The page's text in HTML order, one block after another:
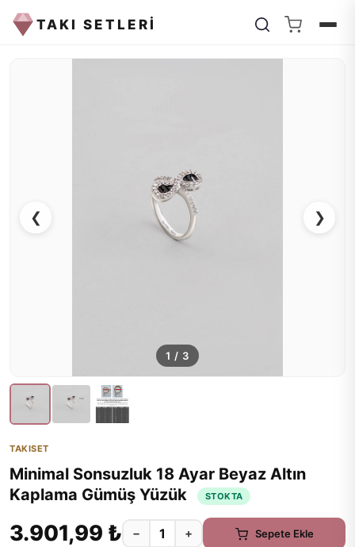
TAKI SETLERİ
❮ ❯
1 / 3
TAKISET
Minimal Sonsuzluk 18 Ayar Beyaz Altın
Kaplama Gümüş Yüzük
STOKTA
3.901,99 ₺ − + Sepete Ekle